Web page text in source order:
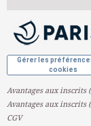
Gérer les
cookies
Avantages aux inscrits
Avantages aux inscrits
CGV